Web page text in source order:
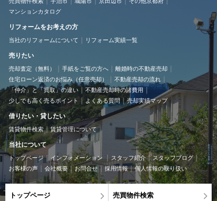
マンションカタログ
リフォームをお考えの方
当社のリフォームについて リフォーム実績一覧
売りたい
売却査定（無料） 手紙をご覧の方へ
離婚時の不動産売却
住宅ローン返済のお悩み（任意売却）
不動産売却の流れ
「仲介」と「買取」の違い
不動産売却時の諸費用
少しでも高く売るポイント
よくある質問 売却実績マップ
借りたい・貸したい
賃貸物件検索 賃貸管理について
当社について
トップページ インフォメーション スタッフ紹介
スタッフブログ
お客様の声
会社概要 お問合せ 採用情報 個人情報の取り扱い
トップページ 売買物件検索